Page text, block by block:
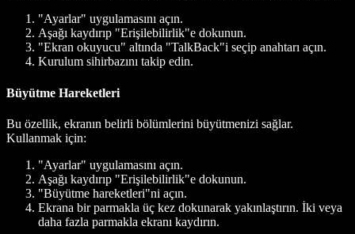
"Ayarlar" uygulamasını açın.
Aşağı kaydırıp "Erişilebilirlik"e dokunun.
"Ekran okuyucu" altında "TalkBack"i seçip anahtarı açın.
Kurulum sihirbazını takip edin.
Büyütme Hareketleri
Bu özellik, ekranın belirli bölümlerini büyütmenizi sağlar.
Kullanmak için:
"Ayarlar" uygulamasını açın.
Aşağı kaydırıp "Erişilebilirlik"e dokunun.
"Büyütme hareketleri"ni açın.
Ekrana bir parmakla üç kez dokunarak yakınlaştırın. İki veya
daha fazla parmakla ekranı kaydırın.